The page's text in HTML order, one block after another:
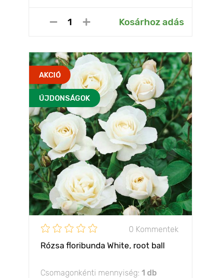
Kosárhoz adás
AKCIÓ
ÚJDONSÁGOK
0 Kommentek
Rózsa floribunda White, root ball
Csomagonkénti mennyiség: 1 db